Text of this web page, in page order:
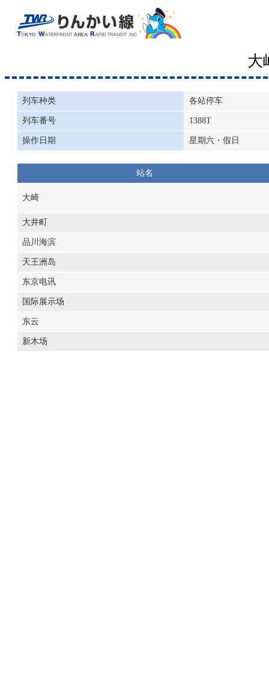
大
列车种类 各站停车
列车番号 1388T
操作日期 星期六・假日
站名
大崎
大井町
品川海滨
天王洲岛
东京电讯
国际展示场
东云
新木场